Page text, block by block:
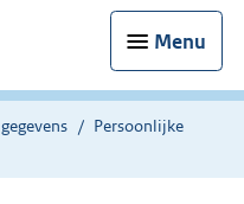
Menu
Persoonlijke